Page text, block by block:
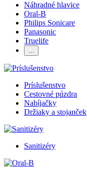
Náhradné hlavice
Oral-B
Philips Sonicare
Panasonic
Truelife
…
Príslušenstvo
Cestovné púzdra
Nabíjačky
Držiaky a
Sanitizéry